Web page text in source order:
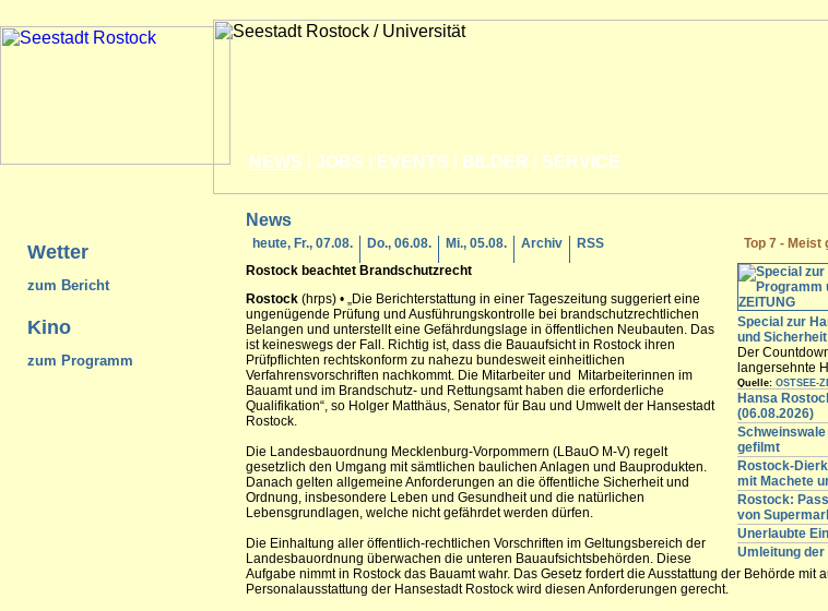
NEWS JOBS EVENTS BILDER SERVICE
Wetter
zum Bericht
Kino
zum Programm
News
Top 7 - Meist
Special zur
und Sicherheit
Der
langersehnte
Besucher
freuen sich
Innenstadt,...
Quelle: OSTSEE-
Hansa
(06.08.2026)
gefilmt
Rostock-
mit Machete
Rostock:
von
Unerlaubte
Umleitung
heute, Fr., 07.08. Do., 06.08. Mi., 05.08. Archiv
RSS
Rostock beachtet Brandschutzrecht
Rostock (hrps) • „Die Berichterstattung in einer Tageszeitung suggeriert eine
ungenügende Prüfung und Ausführungskontrolle bei brandschutzrechtlichen
Belangen und unterstellt eine Gefährdungslage in öffentlichen Neubauten. Das
ist keineswegs der Fall. Richtig ist, dass die Bauaufsicht in Rostock ihren
Prüfpflichten rechtskonform zu nahezu bundesweit einheitlichen
Verfahrensvorschriften nachkommt. Die Mitarbeiter und Mitarbeiterinnen im
Bauamt und im Brandschutz- und Rettungsamt haben die erforderliche
Qualifikation“, so Holger Matthäus, Senator für Bau und Umwelt der Hansestadt
Rostock.
Die Landesbauordnung Mecklenburg-Vorpommern (LBauO M-V) regelt
gesetzlich den Umgang mit sämtlichen baulichen Anlagen und Bauprodukten.
Danach gelten allgemeine Anforderungen an die öffentliche Sicherheit und
Ordnung, insbesondere Leben und Gesundheit und die natürlichen
Lebensgrundlagen, welche nicht gefährdet werden dürfen.
Die Einhaltung aller öffentlich-rechtlichen Vorschriften im Geltungsbereich der
Landesbauordnung überwachen die unteren Bauaufsichtsbehörden. Diese
Aufgabe nimmt in Rostock das Bauamt wahr. Das Gesetz fordert die Ausstattung der Behörde mit
Personalausstattung der Hansestadt Rostock wird diesen Anforderungen gerecht.